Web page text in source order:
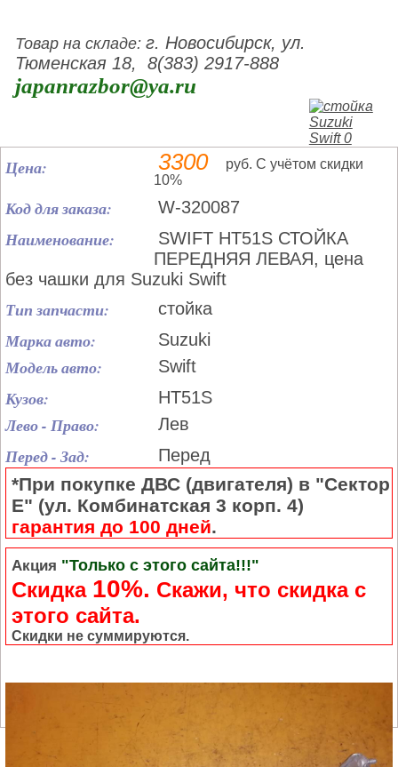
Товар на складе:г. Новосибирск, ул.
Тюменская 18, 8(383) 2917-888
japanrazbor@ya.ru
Цена: 3300
руб. С учётом скидки
10%
Код для заказа: W-320087
Наименование:
SWIFT HT51S СТОЙКА
ПЕРЕДНЯЯ ЛЕВАЯ, цена
без чашки для Suzuki Swift
Тип запчасти: стойка
Марка авто: Suzuki
Модель авто: Swift
Кузов: HT51S
Лево - Право: Лев
Перед - Зад: Перед
*При покупке ДВС (двигателя) в "Сектор
Е" (ул. Комбинатская 3 корп. 4)
гарантия до 100 дней.
Акция "Только с этого сайта!!!"
Скидка 10%. Cкажи, что скидка с
этого сайта.
Скидки не суммируются.